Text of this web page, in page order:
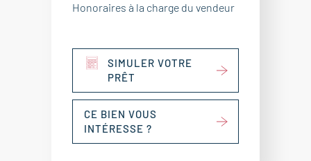
Honoraires à la charge du vendeur
SIMULER VOTRE
PRÊT
CE BIEN VOUS
INTÉRESSE ?